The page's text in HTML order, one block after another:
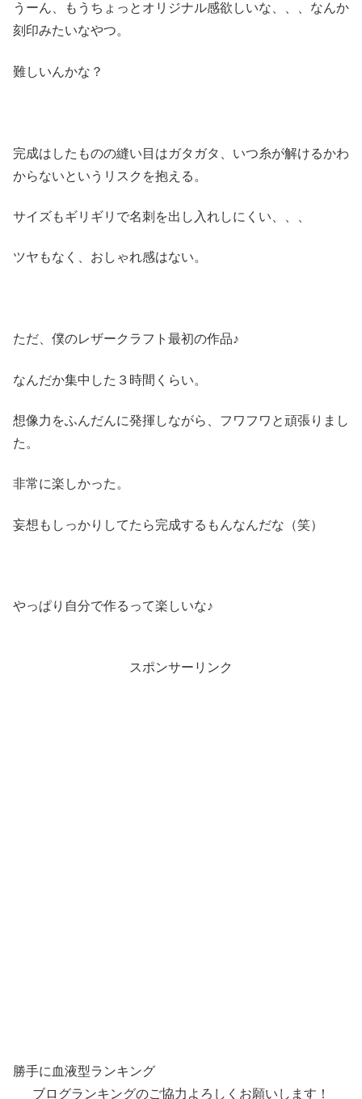
うーん、もうちょっとオリジナル感欲しいな、、、なんか
刻印みたいなやつ。
難しいんかな？
完成はしたものの縫い目はガタガタ、いつ糸が解けるかわ
からないというリスクを抱える。
サイズもギリギリで名刺を出し入れしにくい、、、
ツヤもなく、おしゃれ感はない。
ただ、僕のレザークラフト最初の作品♪
なんだか集中した３時間くらい。
想像力をふんだんに発揮しながら、フワフワと頑張りまし
た。
非常に楽しかった。
妄想もしっかりしてたら完成するもんなんだな（笑）
やっぱり自分で作るって楽しいな♪
スポンサーリンク
勝手に血液型ランキング
ブログランキングのご協力よろしくお願いします！